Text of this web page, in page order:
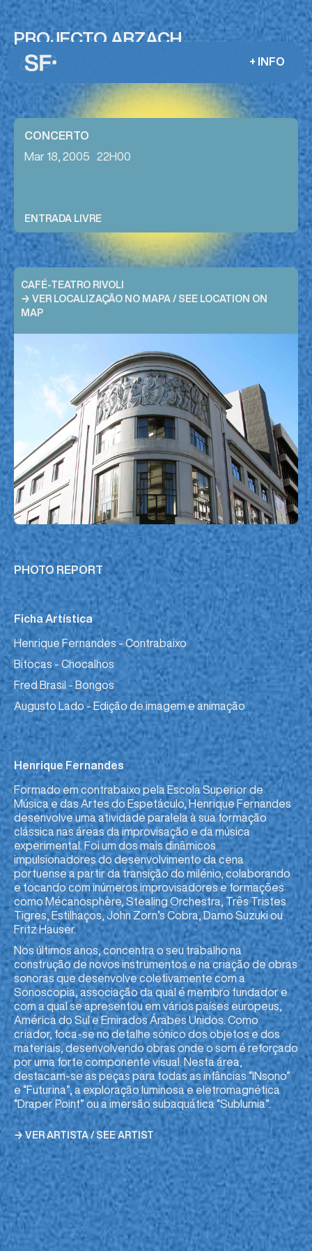
+ INFO
PROJECTO ARZACH
HENRIQUE FERNANDES + BITOCAS + FRED
BRASIL + AUGUSTO LADO
CONCERTO
Mar 18, 2005 22H00
ENTRADA LIVRE
CAFÉ-TEATRO RIVOLI
→ VER LOCALIZAÇÃO NO MAPA / SEE LOCATION ON
MAP
PHOTO REPORT
Ficha Artística
Henrique Fernandes - Contrabaixo
Bitocas - Chocalhos
Fred Brasil - Bongos
Augusto Lado - Edição de imagem e animação
Henrique Fernandes
Formado em contrabaixo pela Escola Superior de
Música e das Artes do Espetáculo, Henrique Fernandes
desenvolve uma atividade paralela à sua formação
clássica nas áreas da improvisação e da música
experimental. Foi um dos mais dinâmicos
impulsionadores do desenvolvimento da cena
portuense a partir da transição do milénio, colaborando
e tocando com inúmeros improvisadores e formações
como Mécanosphère, Stealing Orchestra, Três Tristes
Tigres, Estilhaços, John Zorn’s Cobra, Damo Suzuki ou
Fritz Hauser.
Nos últimos anos, concentra o seu trabalho na
construção de novos instrumentos e na criação de obras
sonoras que desenvolve coletivamente com a
Sonoscopia, associação da qual é membro fundador e
com a qual se apresentou em vários países europeus,
América do Sul e Emirados Árabes Unidos. Como
criador, foca-se no detalhe sónico dos objetos e dos
materiais, desenvolvendo obras onde o som é reforçado
por uma forte componente visual. Nesta área,
destacam-se as peças para todas as infâncias “INsono”
e “Futurina”, a exploração luminosa e eletromagnética
“Draper Point” ou a imersão subaquática “Sublumia”.
→ VER ARTISTA / SEE ARTIST